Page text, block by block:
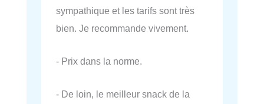
sympathique et les tarifs sont très
bien. Je recommande vivement.
- Prix dans la norme.
- De loin, le meilleur snack de la